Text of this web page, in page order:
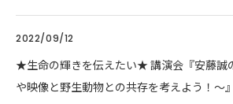
2022/09/12
★生命の輝きを伝えたい★ 講演会『安藤誠
や映像と野生動物との共存を考えよう！～』